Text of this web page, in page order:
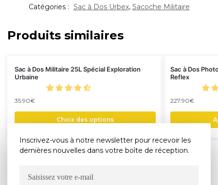
Catégories : Sac à Dos Urbex, Sacoche Militaire
Produits similaires
Sac à Dos Militaire 25L Spécial Exploration
Urbaine
35.90€
Choix des options
Sac à Dos
Reflex
227.90€
Inscrivez-vous à notre newsletter pour recevoir les
dernières nouvelles dans votre boîte de réception.